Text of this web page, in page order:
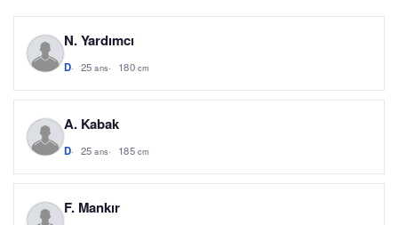
N. Yardımcı
D 25 ans 180 cm
A. Kabak
D 25 ans 185 cm
F. Mankır